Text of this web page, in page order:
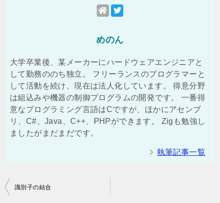
めのん
大学卒業後、某メーカーにハードウェアエンジニアと
して勤務ののち独立。 フリーランスのプログラマーと
して活動を続け、現在は法人化しています。 得意分野
は組込みや機器の制御プログラムの開発です。 一番得
意なプログラミング言語はCですが、ほかにアセンブ
リ、C#、Java、C++、PHPができます。 Zigも勉強し
ましたがまだまだです。
執筆記事一覧
投
識別子の結合